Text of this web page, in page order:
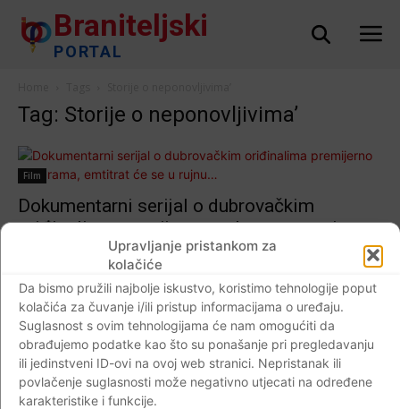
Upravljanje pristankom za
kolačiće
Da bismo pružili najbolje iskustvo, koristimo tehnologije poput
kolačića za čuvanje i/ili pristup informacijama o uređaju.
Suglasnost s ovim tehnologijama će nam omogućiti da
obrađujemo podatke kao što su ponašanje pri pregledavanju
ili jedinstveni ID-ovi na ovoj web stranici. Nepristanak ili
povlačenje suglasnosti može negativno utjecati na određene
karakteristike i funkcije.
Braniteljski
PORTAL
Tag: Storije o neponovljivima’
Film
Dokumentarni serijal o dubrovačkim
oriđinalima premijerno na Igrama, emtitrat
će se u rujnu…
Impressum Kontaktirajte nas Pravila o privatnosti
© Newspaper WordPress Theme by TagDiv